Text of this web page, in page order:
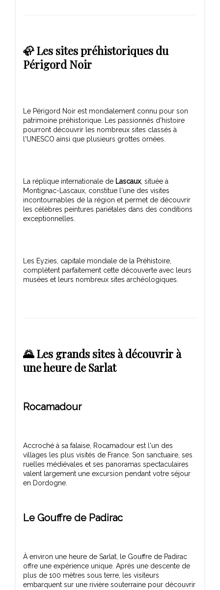
🦣 Les sites préhistoriques du
Périgord Noir
Le Périgord Noir est mondialement connu pour son
patrimoine préhistorique. Les passionnés d'histoire
pourront découvrir les nombreux sites classés à
La réplique internationale de Lascaux, située à
Montignac-Lascaux, constitue l'une des visites
incontournables de la région et permet de découvrir
les célèbres peintures pariétales dans des conditions
Les Eyzies, capitale mondiale de la Préhistoire,
complètent parfaitement cette découverte avec leurs
🌄 Les grands sites à découvrir à
une heure de Sarlat
Rocamadour
Accroché à sa falaise, Rocamadour est l'un des
villages les plus visités de France. Son sanctuaire, ses
ruelles médiévales et ses panoramas spectaculaires
valent largement une excursion pendant votre séjour
Le Gouffre de Padirac
À environ une heure de Sarlat, le Gouffre de Padirac
offre une expérience unique. Après une descente de
plus de 100 mètres sous terre, les visiteurs
embarquent sur une rivière souterraine pour découvrir